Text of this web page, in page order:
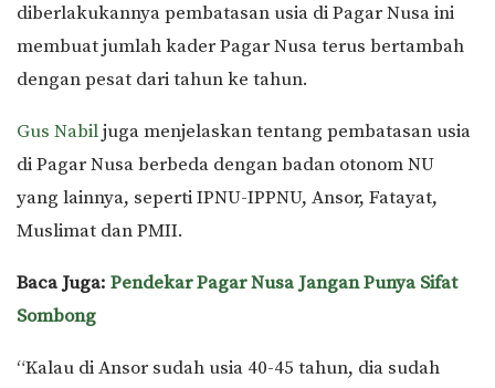
diberlakukannya pembatasan usia di Pagar Nusa ini
membuat jumlah kader Pagar Nusa terus bertambah
dengan pesat dari tahun ke tahun.
Gus Nabiljuga menjelaskan tentang pembatasan usia
di Pagar Nusa berbeda dengan badan otonom NU
yang lainnya, seperti IPNU-IPPNU, Ansor, Fatayat,
Muslimat dan PMII.
Baca Juga: Pendekar Pagar Nusa Jangan Punya Sifat
Sombong
“Kalau di Ansor sudah usia 40-45 tahun, dia sudah